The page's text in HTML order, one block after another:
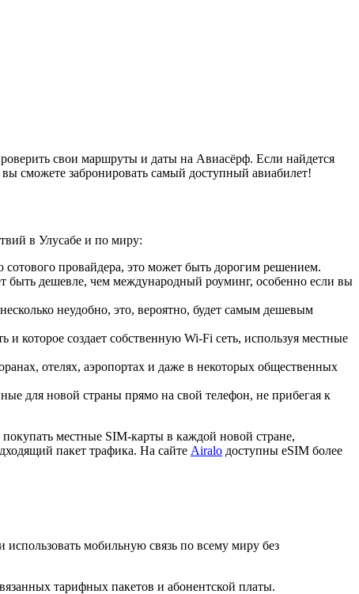
свои маршруты и даты на Авиасёрф. Если найдется
сможете забронировать самый доступный авиабилет!
в Улусабе и по миру:
провайдера, это может быть дорогим решением.
дешевле, чем международный роуминг, особенно если вы
неудобно, это, вероятно, будет самым дешевым
которое создает собственную Wi-Fi сеть, используя местные
отелях, аэропортах и даже в некоторых общественных
для новой страны прямо на свой телефон, не прибегая к
местные SIM-карты в каждой новой стране,
пакет трафика. На сайте Airalo доступны eSIM более
использовать мобильную связь по всему миру без
тарифных пакетов и абонентской платы.